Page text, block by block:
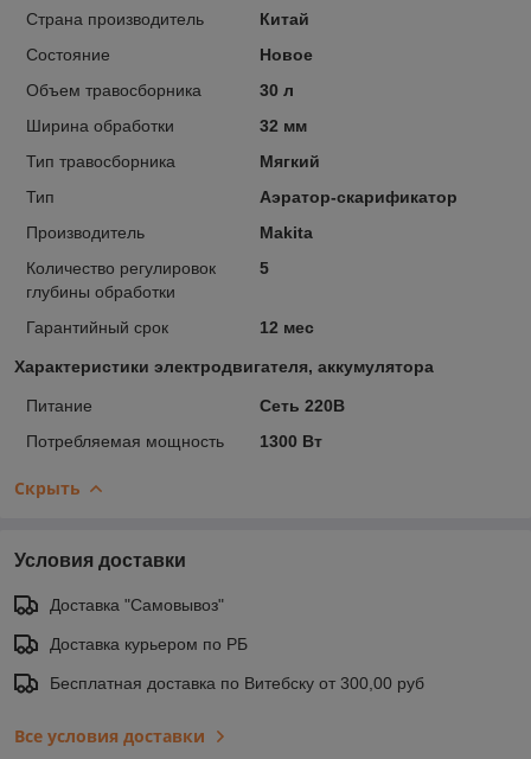
Страна производитель
Китай
Состояние
Новое
Объем травосборника
30 л
Ширина обработки
32 мм
Тип травосборника
Мягкий
Тип
Аэратор-скарификатор
Производитель
Makita
Количество регулировок
глубины обработки
5
Гарантийный срок 12 мес
Характеристики электродвигателя, аккумулятора
Питание
Сеть 220В
Потребляемая мощность
1300 Вт
Скрыть
Условия доставки
Доставка "Самовывоз"
Доставка курьером по РБ
Бесплатная доставка по Витебску от 300,00 руб
Все условия доставки